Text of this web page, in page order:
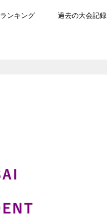
ランキング 過去の大会記録